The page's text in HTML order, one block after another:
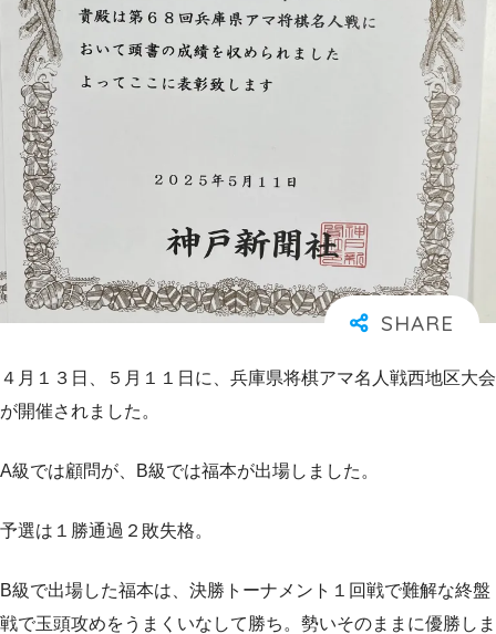
４月１３日、５月１１日に、兵庫県将棋アマ名人戦西地区大会
が開催されました。
A級では顧問が、B級では福本が出場しました。
予選は１勝通過２敗失格。
B級で出場した福本は、決勝トーナメント１回戦で難解な終盤
戦で玉頭攻めをうまくいなして勝ち。勢いそのままに優勝しま